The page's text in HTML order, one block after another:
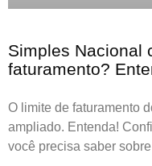
Simples Nacional
faturamento?
O limite de faturamento
ampliado. Entenda!
você precisa saber